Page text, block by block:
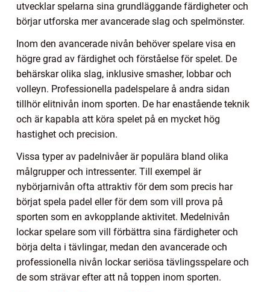
utvecklar spelarna sina grundläggande färdigheter och
börjar utforska mer avancerade slag och spelmönster.
Inom den avancerade nivån behöver spelare visa en
högre grad av färdighet och förståelse för spelet. De
behärskar olika slag, inklusive smasher, lobbar och
volleyn. Professionella padelspelare å andra sidan
tillhör elitnivån inom sporten. De har enastående teknik
och är kapabla att köra spelet på en mycket hög
hastighet och precision.
Vissa typer av padelnivåer är populära bland olika
målgrupper och intressenter. Till exempel är
nybörjarnivån ofta attraktiv för dem som precis har
börjat spela padel eller för dem som vill prova på
sporten som en avkopplande aktivitet. Medelnivån
lockar spelare som vill förbättra sina färdigheter och
börja delta i tävlingar, medan den avancerade och
professionella nivån lockar seriösa tävlingsspelare och
de som strävar efter att nå toppen inom sporten.